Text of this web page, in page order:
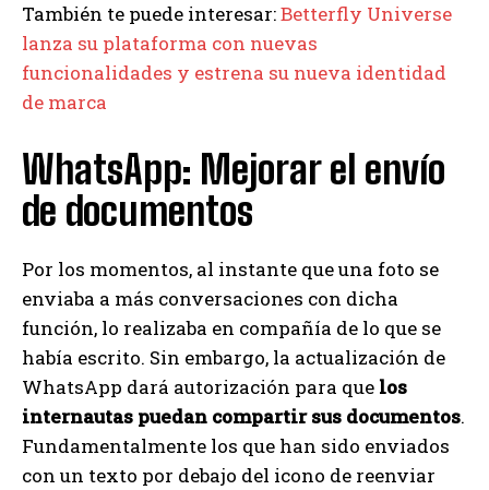
También te puede interesar:Betterfly Universe
lanza su plataforma con nuevas
funcionalidades y estrena su nueva identidad
de marca
WhatsApp: Mejorar el envío
de documentos
Por los momentos, al instante que una foto se
enviaba a más conversaciones con dicha
función, lo realizaba en compañía de lo que se
había escrito. Sin embargo, la actualización de
WhatsApp dará autorización para que los
internautas puedan compartir sus documentos.
Fundamentalmente los que han sido enviados
con un texto por debajo del icono de reenviar